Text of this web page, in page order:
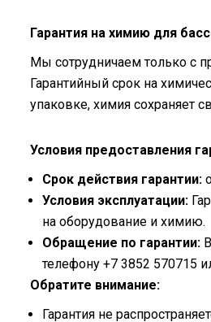
Гарантия на химию для
Мы сотрудничаем только с
Гарантийный срок на
упаковке, химия сохраняет
Условия предоставления
Срок действия гарантии:
Условия эксплуатации:
на оборудование и химию.
Обращение по гарантии:
телефону +7 3852 570715
Обратите внимание:
Гарантия не